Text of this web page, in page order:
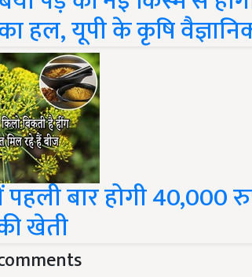
हल, यूपी के कृषि
बार होगी 40,000
खेती